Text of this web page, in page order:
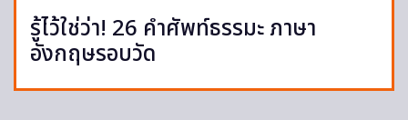
รู้ไว้ใช่ว่า! 26 คำศัพท์ธรรมะ ภาษา
อังกฤษรอบวัด